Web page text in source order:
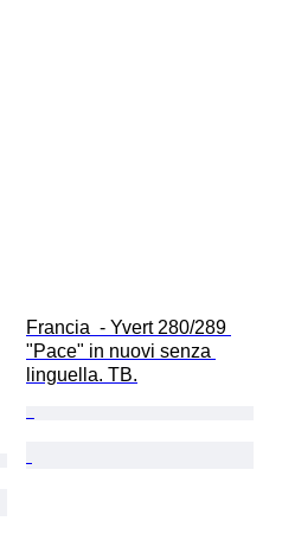
Francia  - Yvert 280/289
"Pace" in nuovi senza
linguella. TB.